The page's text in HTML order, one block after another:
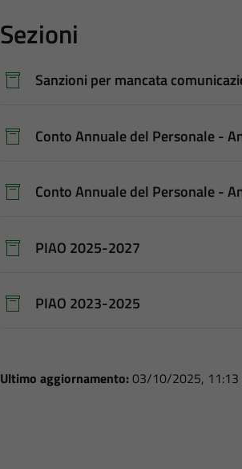
Sezioni
Sanzioni per mancata
Conto Annuale del Personale -
Conto Annuale del Personale -
PIAO 2025-2027
PIAO 2023-2025
Ultimo aggiornamento: 03/10/2025, 11:13